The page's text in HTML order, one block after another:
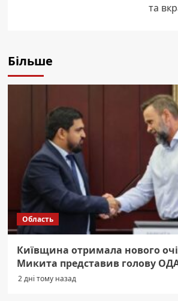
та
Більше
Область
Київщина отримала нового
Микита представив голову
2 дні тому назад